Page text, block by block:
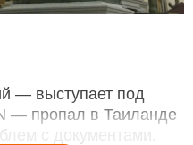
— выступает под
— пропал в Таиланде
с документами.